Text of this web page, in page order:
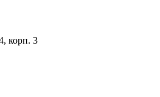
корп. 3